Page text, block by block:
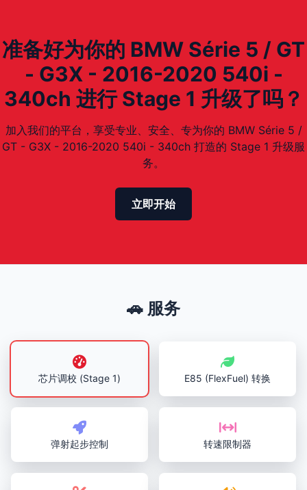
准备好为你的 BMW Série 5 / GT
- G3X - 2016-2020 540i -
340ch 进行 Stage 1 升级了吗？
加入我们的平台，享受专业、安全、专为你的 BMW Série 5 /
GT - G3X - 2016-2020 540i - 340ch 打造的 Stage 1 升级服
务。
立即开始
🚗 服务
芯片调校 (Stage 1) E85 (FlexFuel) 转换
弹射起步控制 转速限制器